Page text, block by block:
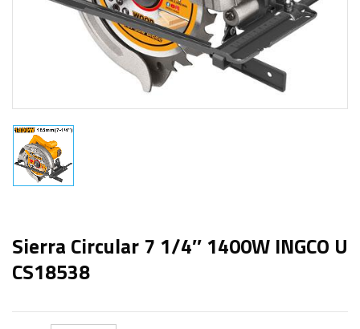
Sierra Circular 7 1/4″ 1400W INGCO U
CS18538